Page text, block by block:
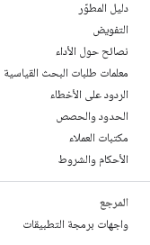
دليل المطوّر
التفويض
نصائح حول الأداء
معلمات طلبات البحث القياسية
الردود على الأخطاء
الحدود والحصص
مكتبات العملاء
الأحكام والشروط
المرجع
واجهات برمجة التطبيقات